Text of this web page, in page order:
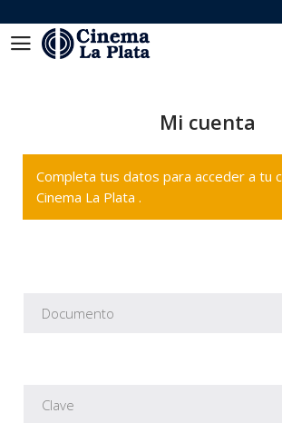
Mi cuenta
Completa tus datos para acceder a tu
Cinema La Plata .